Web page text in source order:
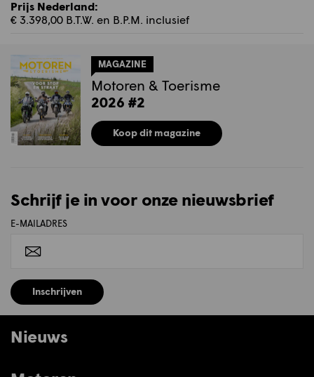
Prijs Nederland:
€ 3.398,00 B.T.W. en B.P.M. inclusief
MAGAZINE
Motoren & Toerisme
2026 #2
Koop dit magazine
Schrijf je in voor onze nieuwsbrief
E-MAILADRES
Inschrijven
Nieuws